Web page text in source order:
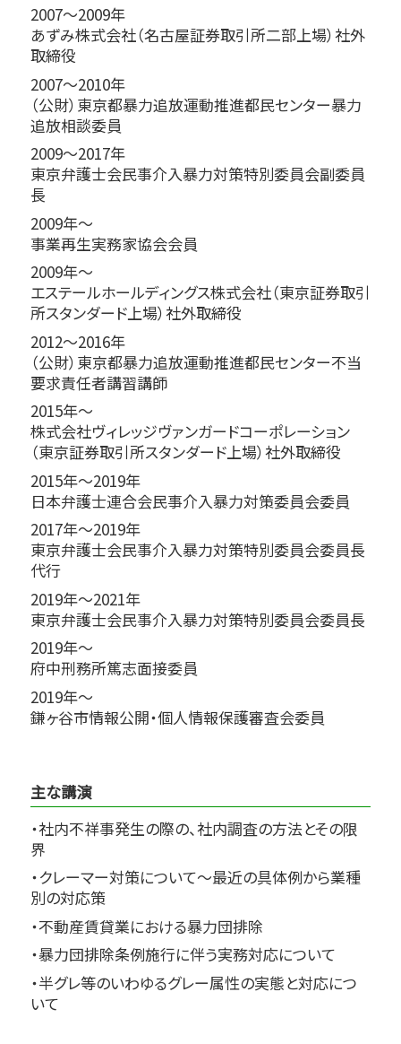
2007～2009年
あずみ株式会社（名古屋証券取引所二部上場）社外
取締役
2007～2010年
（公財）東京都暴力追放運動推進都民センター暴力
追放相談委員
2009～2017年
東京弁護士会民事介入暴力対策特別委員会副委員
長
2009年～
事業再生実務家協会会員
2009年～
エステールホールディングス株式会社（東京証券取引
所スタンダード上場）社外取締役
2012～2016年
（公財）東京都暴力追放運動推進都民センター不当
要求責任者講習講師
2015年～
株式会社ヴィレッジヴァンガードコーポレーション
（東京証券取引所スタンダード上場）社外取締役
2015年～2019年
日本弁護士連合会民事介入暴力対策委員会委員
2017年～2019年
東京弁護士会民事介入暴力対策特別委員会委員長
代行
2019年～2021年
東京弁護士会民事介入暴力対策特別委員会委員長
2019年～
府中刑務所篤志面接委員
2019年～
鎌ヶ谷市情報公開・個人情報保護審査会委員
主な講演
・社内不祥事発生の際の、社内調査の方法とその限
界
・クレーマー対策について～最近の具体例から業種
別の対応策
・不動産賃貸業における暴力団排除
・暴力団排除条例施行に伴う実務対応について
・半グレ等のいわゆるグレー属性の実態と対応につ
いて